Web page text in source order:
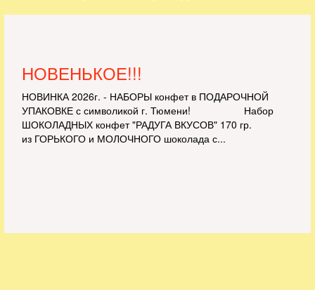
НОВЕНЬКОЕ!!!
НОВИНКА 2026г. - НАБОРЫ конфет в ПОДАРОЧНОЙ
УПАКОВКЕ с символикой г. Тюмени! Набор
ШОКОЛАДНЫХ конфет "РАДУГА ВКУСОВ" 170 гр.
из ГОРЬКОГО и МОЛОЧНОГО шоколада с...